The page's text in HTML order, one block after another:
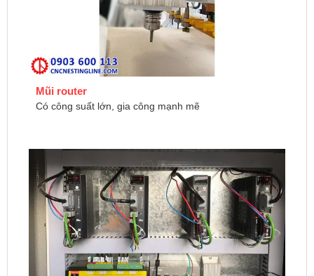
Mũi router
Có công suất lớn, gia công mạnh mẽ